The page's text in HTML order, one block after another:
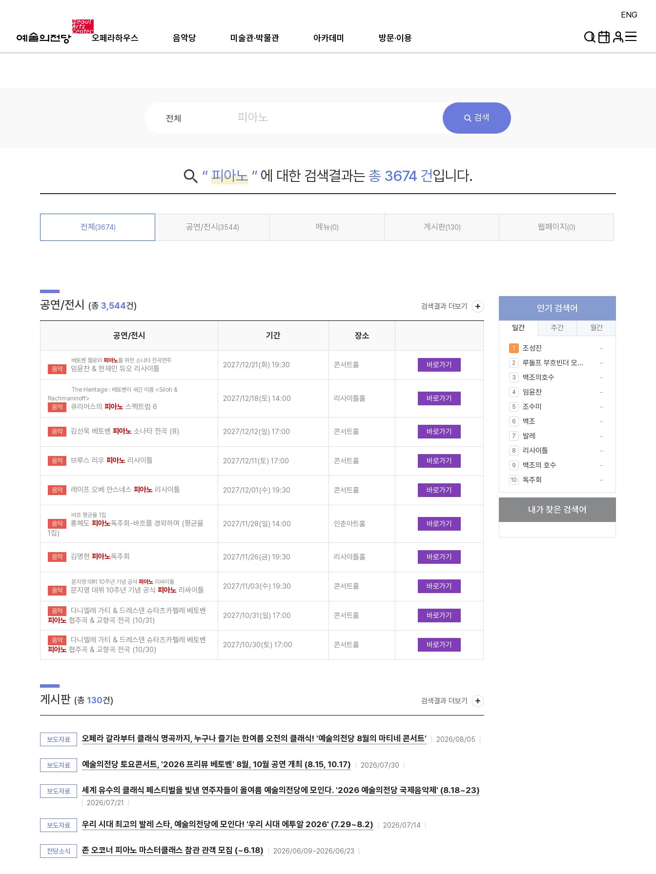
ENG
오페라하우스 음악당 미술관·박물관 아카데미 방문·이용
검색
“ 피아노 ” 에 대한 검색결과는 총 3674 건입니다.
전체 (3674) 공연/전시 (3544) 메뉴(0) 게시판(130) 웹페이지 (0)
인기 검색어
일간 주간 월간
1 조성진
2 루돌프 부흐빈더 모...
3 백조의호수
4 임윤찬
5 조수미
6 백조
7 발레
8 리사이틀
9 백조의 호수
10 독주회
내가 찾은 검색어
공연/전시 (총3,544건) 검색결과 더보기
공연/전시 기간 장소
베토벤 첼로와피아노를 위한 소나타 전곡연주
음악 임윤찬 & 한재민 듀오 리사이틀 2027/12/21(화) 19:30 콘서트홀 바로가기
The Heritage : 베토벤이 새긴 이름 <Siloti &
Rachmaninoff>
음악 큐리어스의피아노 스펙트럼 6
2027/12/18(토) 14:00 리사이틀홀 바로가기
음악 김선욱 베토벤피아노 소나타 전곡 (8) 2027/12/12(일) 17:00 콘서트홀 바로가기
음악 브루스 리우피아노 리사이틀 2027/12/11(토) 17:00 콘서트홀 바로가기
음악 레이프 오베 안스네스피아노 리사이틀 2027/12/01(수) 19:30 콘서트홀 바로가기
바흐 평균율 1집
음악 홍혜도피아노독주회-바흐를 경외하며 (평균율
1집)
2027/11/28(일) 14:00 인춘아트홀 바로가기
음악 김명현피아노독주회 2027/11/26(금) 19:30 리사이틀홀 바로가기
문지영 데뷔 10주년 기념 공식피아노 리싸이틀
음악 문지영 데뷔 10주년 기념 공식피아노 리싸이틀 2027/11/03(수) 19:30 콘서트홀 바로가기
음악
다니엘레 가티 & 드레스덴 슈타츠카펠레 베토벤
피아노 협주곡 & 교향곡 전곡 (10/31)
2027/10/31(일) 17:00 콘서트홀 바로가기
음악
다니엘레 가티 & 드레스덴 슈타츠카펠레 베토벤
피아노 협주곡 & 교향곡 전곡 (10/30)
2027/10/30(토) 17:00 콘서트홀 바로가기
게시판 (총 130건) 검색결과 더보기
보도자료 오페라 갈라부터 클래식 명곡까지, 누구나 즐기는 한여름 오전의 클래식! '예술의전당 8월의 마티네 콘서트' 2026/08/05
보도자료 예술의전당 토요콘서트, '2026 프리뷰 베토벤' 8월, 10월 공연 개최 (8.15, 10.17) 2026/07/30
보도자료 세계 유수의 클래식 페스티벌을 빛낸 연주자들이 올여름 예술의전당에 모인다. '2026 예술의전당 국제음악제' (8.18~23)
2026/07/21
보도자료 우리 시대 최고의 발레 스타, 예술의전당에 모인다! '우리 시대 에투알 2026' (7.29~8.2) 2026/07/14
전당소식 존 오코너 피아노 마스터클래스 참관 관객 모집 (~6.18) 2026/06/09~2026/06/23